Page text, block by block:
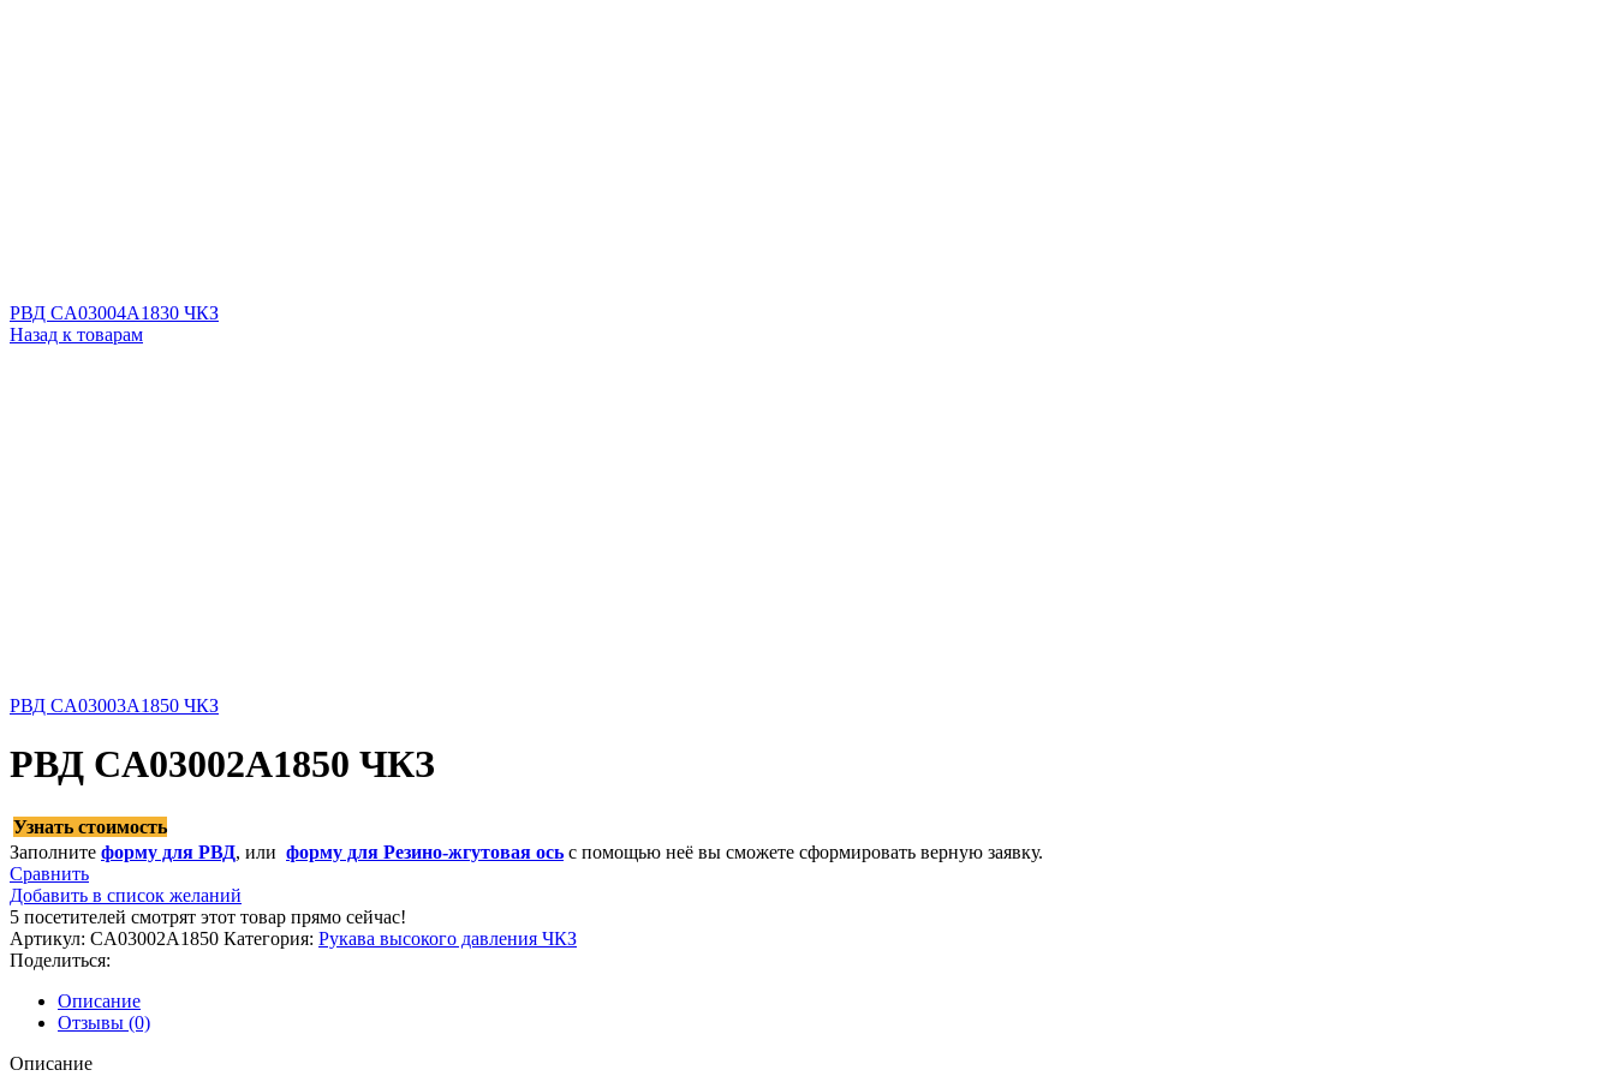
РВД CA03004A1830 ЧКЗ
Назад к товарам
РВД CA03003A1850 ЧКЗ
РВД CA03002A1850 ЧКЗ
Узнать стоимость
Заполните форму для РВД, или форму для Резино-жгутовая ось с помощью неё вы сможете сформировать верную заявку.
Сравнить
Добавить в список желаний
5 посетителей смотрят этот товар прямо сейчас!
Артикул: CA03002A1850 Категория: Рукава высокого давления ЧКЗ
Поделиться:
Описание
Отзывы (0)
Описание